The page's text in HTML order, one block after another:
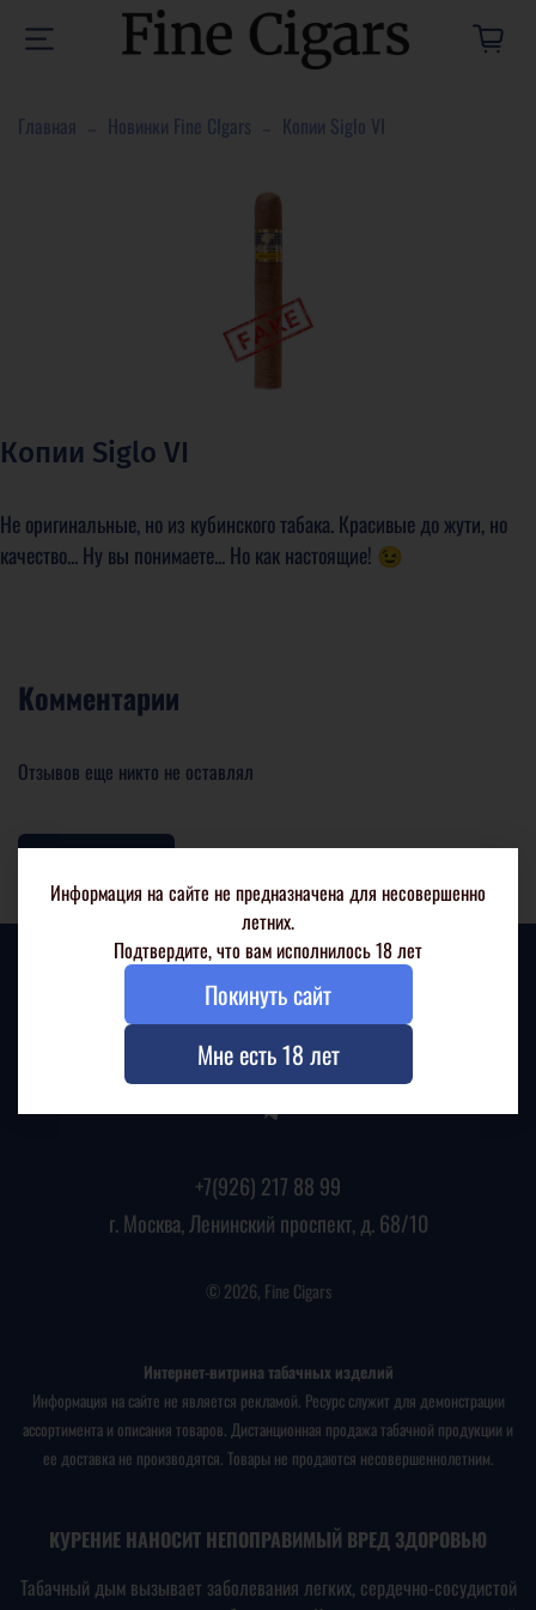
Главная Новинки Fine CIgars Копии Siglo VI
Копии Siglo VI
Не оригинальные, но из кубинского табака. Красивые до жути, но
качество... Ну вы понимаете... Но как настоящие! 😉
Комментарии
Отзывов еще никто не оставлял
Написать отзыв
+7(926) 217 88 99
г. Москва, Ленинский проспект, д. 68/10
© 2026, Fine Cigars
Интернет-витрина табачных изделий
Информация на сайте не является рекламой. Ресурс служит для демонстрации
ассортимента и описания товаров. Дистанционная продажа табачной продукции и
ее доставка не производятся. Товары не продаются несовершеннолетним.
КУРЕНИЕ НАНОСИТ НЕПОПРАВИМЫЙ ВРЕД ЗДОРОВЬЮ
Табачный дым вызывает заболевания легких, сердечно-сосудистой
Информация на сайте не предназначена для несовершенно
летних.
Подтвердите, что вам исполнилось 18 лет
Покинуть сайт
Мне есть 18 лет